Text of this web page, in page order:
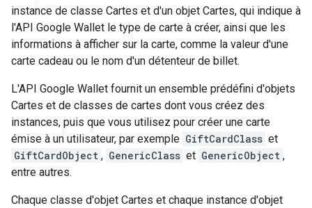
instance de classe Cartes et d'un objet Cartes, qui indique à
l'API Google Wallet le type de carte à créer, ainsi que les
informations à afficher sur la carte, comme la valeur d'une
carte cadeau ou le nom d'un détenteur de billet.
L'API Google Wallet fournit un ensemble prédéfini d'objets
Cartes et de classes de cartes dont vous créez des
instances, puis que vous utilisez pour créer une carte
émise à un utilisateur, par exemple GiftCardClass et
GiftCardObject , GenericClass et GenericObject ,
entre autres.
Chaque classe d'objet Cartes et chaque instance d'objet